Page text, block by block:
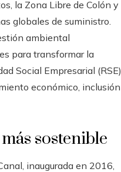
la Zona Libre de Colón y
globales de suministro.
ambiental
para transformar la
Social Empresarial (RSE)
económico, inclusión
sostenible
inaugurada en 2016,